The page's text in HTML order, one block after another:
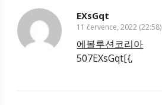
EXsGqt
11 července, 2022 (22:58)
에볼루션코리아
507EXsGqt[{‚